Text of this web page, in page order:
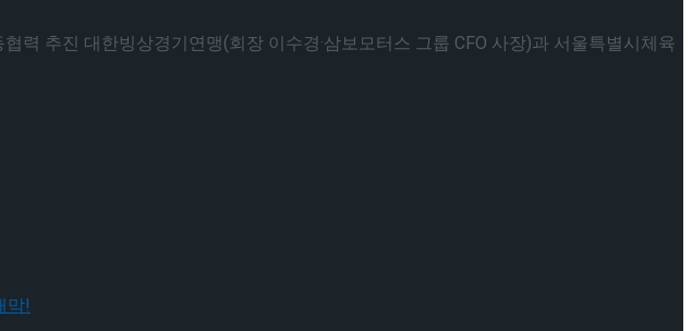
추진 대한빙상경기연맹(회장 이수경·삼보모터스 그룹 CFO 사장)과 서울특별시체육